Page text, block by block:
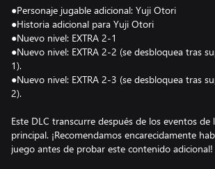
●Personaje jugable adicional: Yuji Otori
●Historia adicional para Yuji Otori
●Nuevo nivel: EXTRA 2-1
●Nuevo nivel: EXTRA 2-2 (se desbloquea tras
1).
●Nuevo nivel: EXTRA 2-3 (se desbloquea tras
2).
Este DLC transcurre después de los eventos de
principal. ¡Recomendamos encarecidamente
juego antes de probar este contenido adicional!